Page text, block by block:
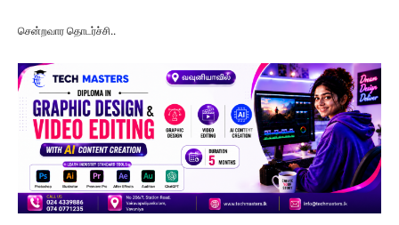
சென்றவார தொடர்ச்சி..